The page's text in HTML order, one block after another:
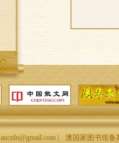
| aucnln@gmail.com | 澳国家图书馆备